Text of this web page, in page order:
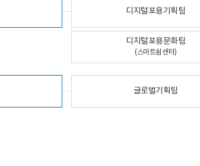
디지털포용기획팀
디지털포용문화팀
(스마트쉼센터)
글로벌기획팀